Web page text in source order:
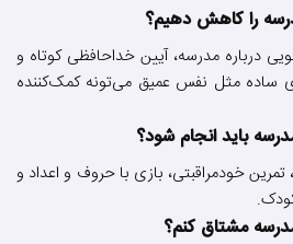
را کاهش دهیم؟
درباره مدرسه، آیین خداحافظی کوتاه و
ساده مثل نفس عمیق می‌تونه کمک‌کننده
باید انجام شود؟
خودمراقبتی، بازی با حروف و اعداد و
مشتاق کنم؟